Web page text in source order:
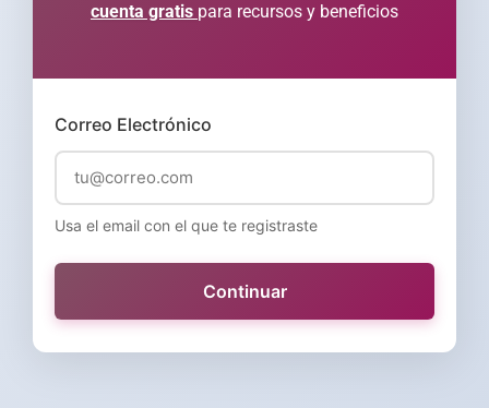
cuenta gratis para recursos y beneficios
Correo Electrónico
Usa el email con el que te registraste
Continuar